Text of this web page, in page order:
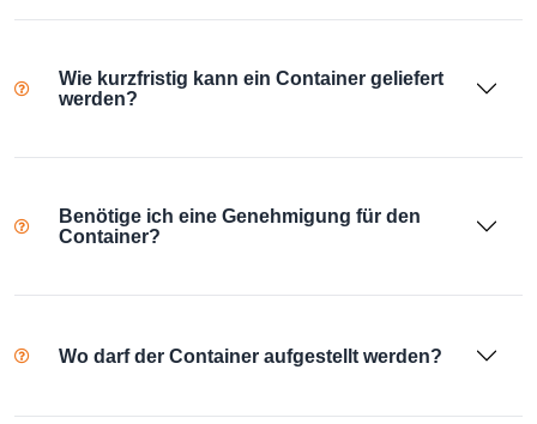
Wie kurzfristig kann ein Container geliefert
werden?
Benötige ich eine Genehmigung für den
Container?
Wo darf der Container aufgestellt werden?